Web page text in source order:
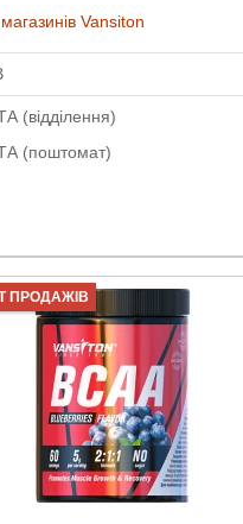
Vansiton
(поштомат)
ПРОДАЖІВ